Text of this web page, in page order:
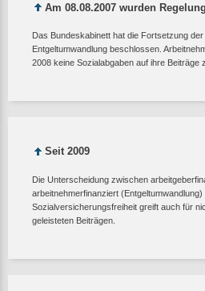
Am 08.08.2007 wurden
Das Bundeskabinett hat die Fortsetzung
Entgeltumwandlung beschlossen.
2008 keine Sozialabgaben auf ihre Beiträge
Seit 2009
Die Unterscheidung zwischen
arbeitnehmerfinanziert
Sozialversicherungsfreiheit greift auch für
geleisteten Beiträgen.